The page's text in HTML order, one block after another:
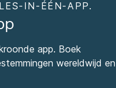
IN-ÉÉN-APP.
app. Boek
wereldwijd en